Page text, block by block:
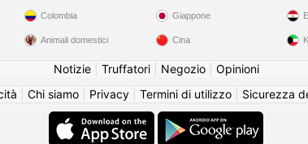
Colombia
Animali domestici
Giappone
Cina
Notizie| Truffatori| Negozio| Opinioni
Chi siamo Privacy Termini di utilizzo Sicurezza